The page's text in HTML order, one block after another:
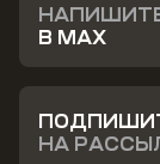
В MAX
НА